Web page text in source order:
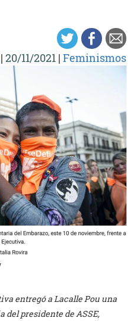
20/11/2021 | Feminismos
entregó a Lacalle Pou una
del presidente de ASSE,